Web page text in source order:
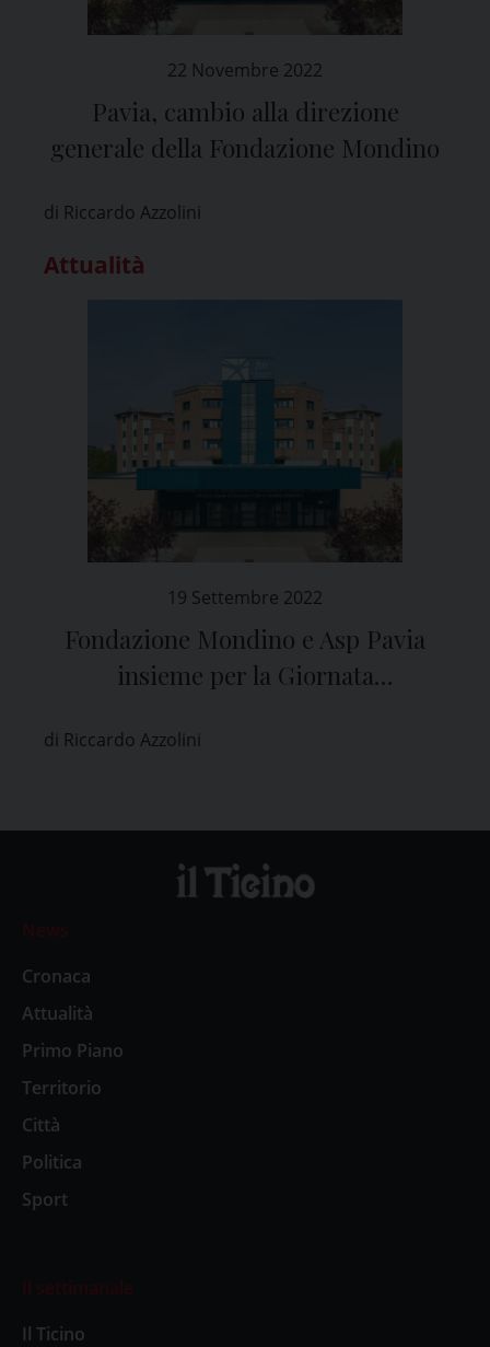
22 Novembre 2022
Pavia, cambio alla direzione
generale della Fondazione Mondino
di Riccardo Azzolini
Attualità
19 Settembre 2022
Fondazione Mondino e Asp Pavia
insieme per la Giornata
di Riccardo Azzolini
News
Cronaca
Attualità
Primo Piano
Territorio
Città
Politica
Sport
Il settimanale
Il Ticino